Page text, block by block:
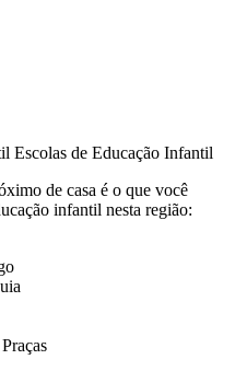
Escolas de Educação Infantil
de casa é o que você
infantil nesta região: